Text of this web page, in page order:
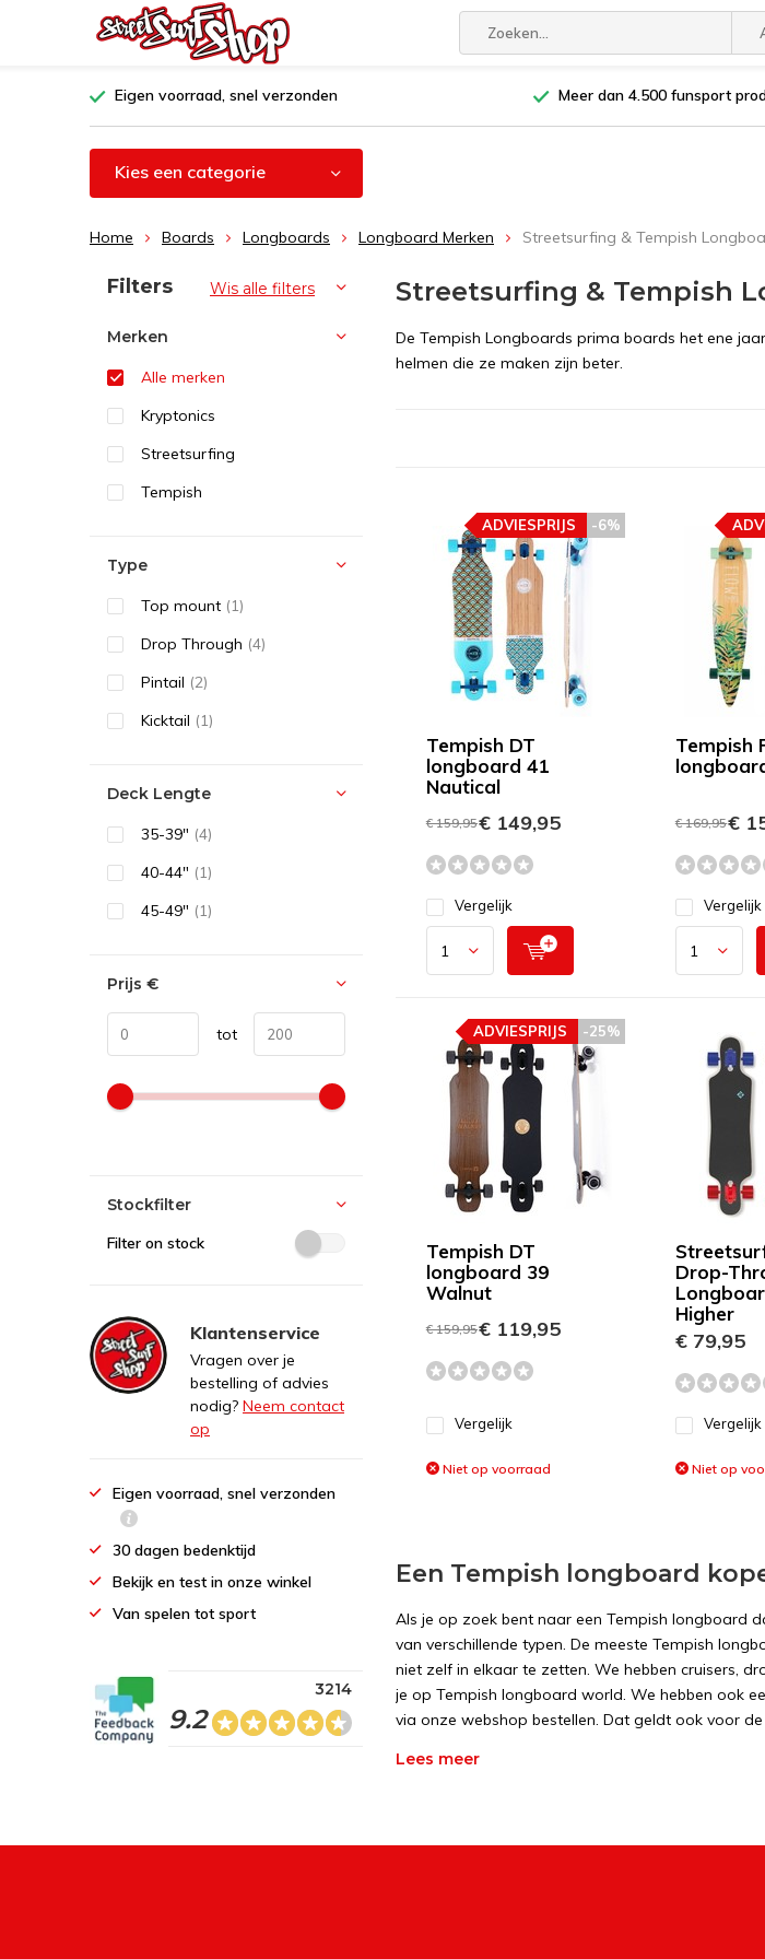
Eigen voorraad, snel verzonden Meer dan 4.500 funsport
Kies een categorie
Home Boards Longboards Longboard Merken Streetsurfing & Tempish
Streetsurfing & Tempish
De Tempish Longboards prima boards het ene
helmen die ze maken zijn beter.
Tempish DT
longboard 41
Nautical
-6%
ADVIESPRIJS
€ 159,95€ 149,95
Vergelijk
Tempish
€ 169,95€
Vergelijk
Tempish DT
longboard 39
Walnut
-25%
ADVIESPRIJS
€ 159,95€ 119,95
Vergelijk
Niet op voorraad
Drop-
Higher
€ 79,95
Vergelijk
Niet op
Een Tempish longboard
Als je op zoek bent naar een Tempish longboard
van verschillende typen. De meeste Tempish
niet zelf in elkaar te zetten. We hebben cruisers,
je op Tempish longboard world. We hebben ook
via onze webshop bestellen. Dat geldt ook voor
Tempish longboard is beter voor in de stad en de
longboard met een kicktail. Wanneer je een
Tempish longboards bij ons uit proberen.
Lees meer
Sorteren op:
Filters Wis alle filters
Merken
Alle merken
Kryptonics
Streetsurfing
Tempish
Type
Top mount (1)
Drop Through (4)
Pintail (2)
Kicktail (1)
Deck Lengte
35-39" (4)
40-44" (1)
45-49" (1)
Prijs €
tot
Stockfilter
Filter on stock
Klantenservice
Vragen over je
bestelling of advies
nodig? Neem contact
op
Eigen voorraad, snel verzonden
30 dagen bedenktijd
Bekijk en test in onze winkel
Van spelen tot sport
9.2
3214